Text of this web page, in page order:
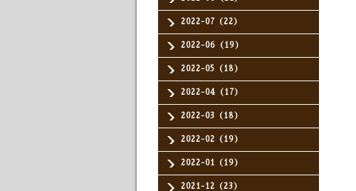
2022-07（22）
2022-06（19）
2022-05（18）
2022-04（17）
2022-03（18）
2022-02（19）
2022-01（19）
2021-12（23）